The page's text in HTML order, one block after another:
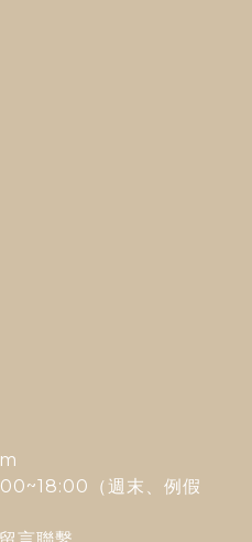
（週末、例假